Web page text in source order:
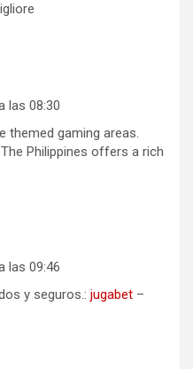
las 08:30
themed gaming areas.
The Philippines offers a rich
las 09:46
y seguros.: jugabet –